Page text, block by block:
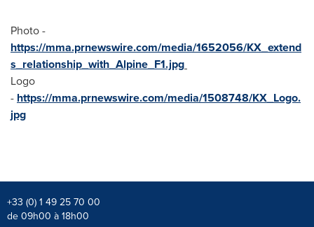
Photo -
https://mma.prnewswire.com/media/1652056/KX_extend
s_relationship_with_Alpine_F1.jpg
Logo
- https://mma.prnewswire.com/media/1508748/KX_Logo.
jpg
+33 (0) 1 49 25 70 00
de 09h00 à 18h00